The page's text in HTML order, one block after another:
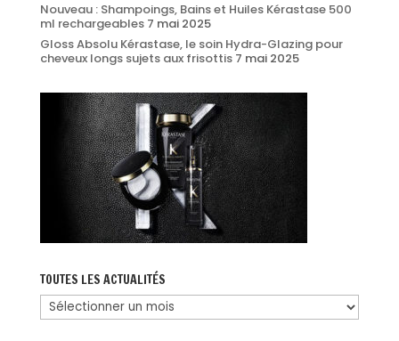
Nouveau : Shampoings, Bains et Huiles Kérastase 500
ml rechargeables 7 mai 2025
Gloss Absolu Kérastase, le soin Hydra-Glazing pour
cheveux longs sujets aux frisottis 7 mai 2025
TOUTES LES ACTUALITÉS
Toutes
les